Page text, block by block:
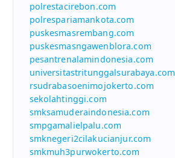
polrestacirebon.com
polrespariamankota.com
puskesmasrembang.com
puskesmasngawenblora.com
pesantrenalamindonesia.com
universitastritunggalsurabaya.com
rsudrabasoenimojokerto.com
sekolahtinggi.com
smksamuderaindonesia.com
smpgamalielpalu.com
smknegeri2cilakucianjur.com
smkmuh3purwokerto.com